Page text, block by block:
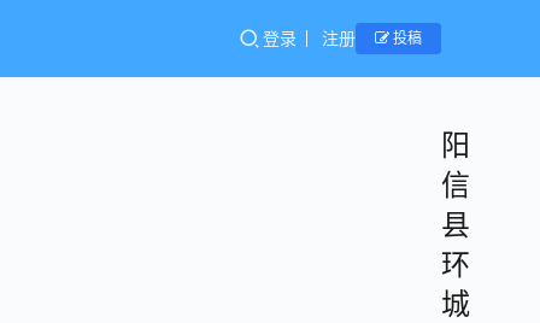
登录 注册 投稿
阳
信
县
环
城